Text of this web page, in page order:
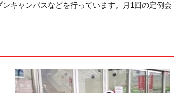
キャンパスなどを行っています。月1回の定例会